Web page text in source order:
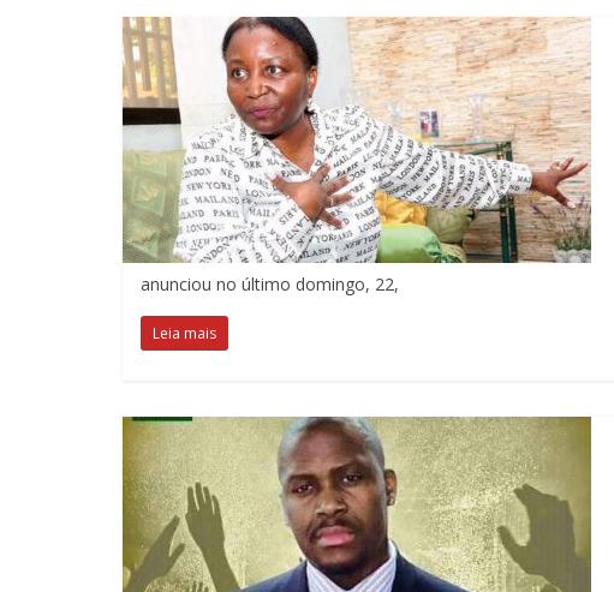
anunciou no último domingo, 22,
Leia mais